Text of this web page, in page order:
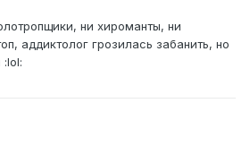
ни хироманты, ни
аддиктолог грозилась забанить, но